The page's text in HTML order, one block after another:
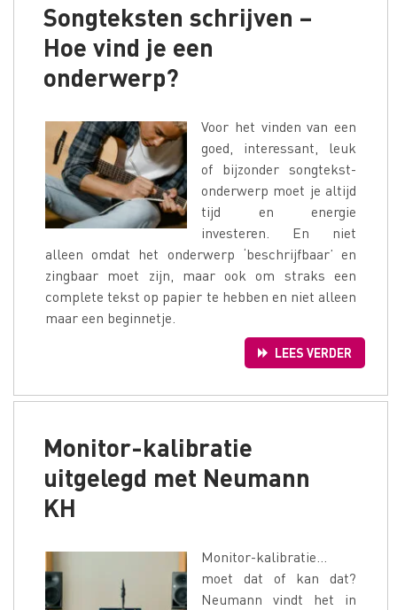
Songteksten schrijven –
Hoe vind je een
onderwerp?
Voor het vinden van een
goed, interessant, leuk
of bijzonder songtekst-
onderwerp moet je altijd
tijd en energie
investeren. En niet
alleen omdat het onderwerp ‘beschrijfbaar’ en
zingbaar moet zijn, maar ook om straks een
complete tekst op papier te hebben en niet alleen
maar een beginnetje.
LEES VERDER
Monitor-kalibratie
uitgelegd met Neumann
KH
Monitor-kalibratie…
moet dat of kan dat?
Neumann vindt het in